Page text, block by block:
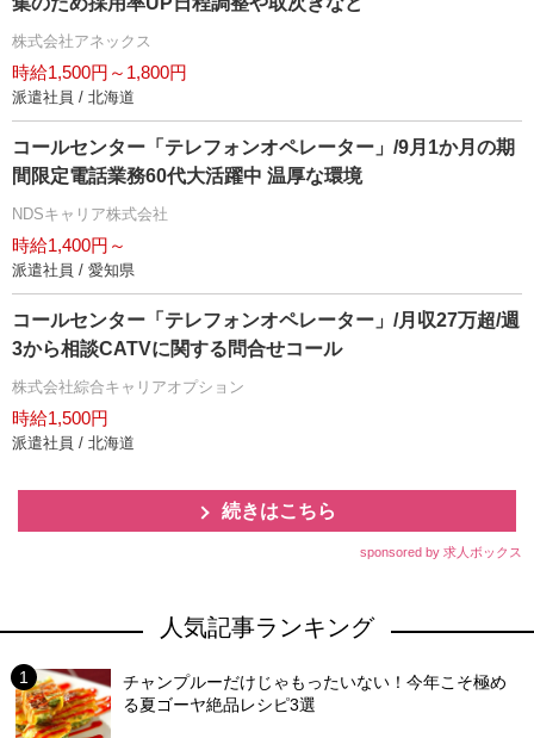
株式会社アネックス
時給1,500円～1,800円
派遣社員 / 北海道
コールセンター「テレフォンオペレーター」/9月1か月の期
間限定電話業務60代大活躍中 温厚な環境
NDSキャリア株式会社
時給1,400円～
派遣社員 / 愛知県
コールセンター「テレフォンオペレーター」/月収27万超/週
3から相談CATVに関する問合せコール
株式会社綜合キャリアオプション
時給1,500円
派遣社員 / 北海道
続きはこちら
sponsored by 求人ボックス
人気記事ランキング
チャンプルーだけじゃもったいない！今年こそ極め
る夏ゴーヤ絶品レシピ3選